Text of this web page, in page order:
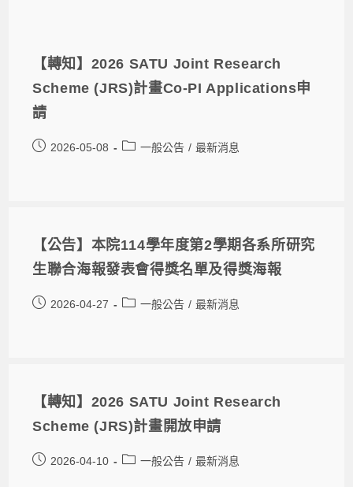
【轉知】2026 SATU Joint Research
Scheme (JRS)計畫Co-PI Applications申
請
2026-05-08 一般公告 / 最新消息
【公告】本院114學年度第2學期各系所研究
生聯合海報發表會得獎名單及得獎海報
2026-04-27 一般公告 / 最新消息
【轉知】2026 SATU Joint Research
Scheme (JRS)計畫開放申請
2026-04-10 一般公告 / 最新消息